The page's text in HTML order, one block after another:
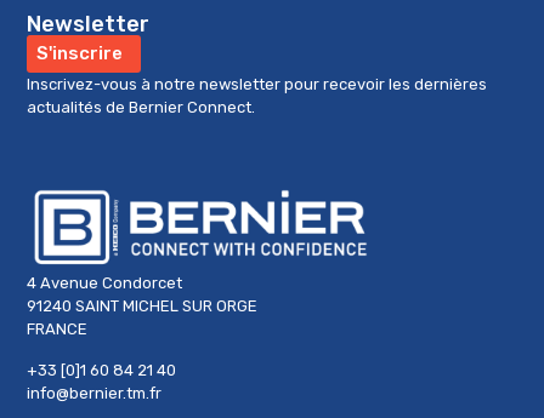
4 Avenue Condorcet
91240 SAINT MICHEL SUR ORGE
FRANCE
+33 [0]1 60 84 21 40
info@bernier.tm.fr
Newsletter
S'inscrire
Inscrivez-vous à notre newsletter pour recevoir les dernières
actualités de Bernier Connect.